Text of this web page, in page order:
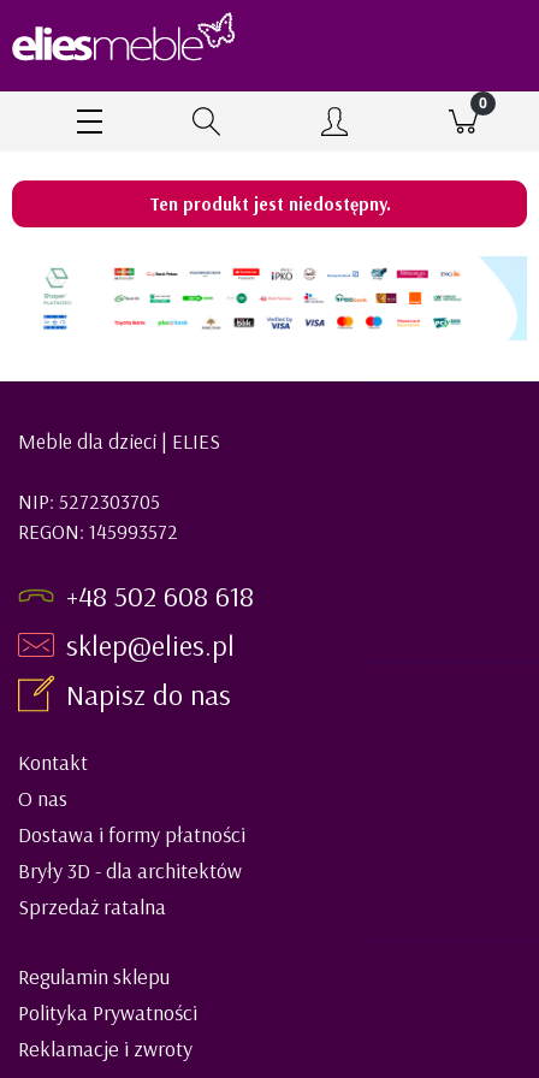
Ten produkt jest niedostępny.
Meble dla dzieci | ELIES
NIP: 5272303705
REGON: 145993572
+48 502 608 618
sklep@elies.pl
Napisz do nas
Kontakt
O nas
Dostawa i formy płatności
Bryły 3D - dla architektów
Sprzedaż ratalna
Regulamin sklepu
Polityka Prywatności
Reklamacje i zwroty